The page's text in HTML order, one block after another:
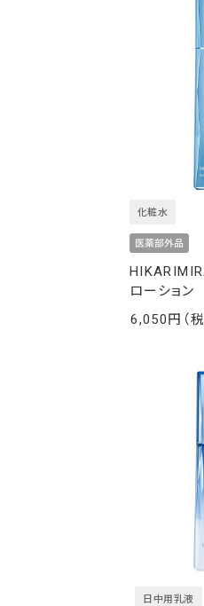
ローション
化粧水
6,050
日中用乳液